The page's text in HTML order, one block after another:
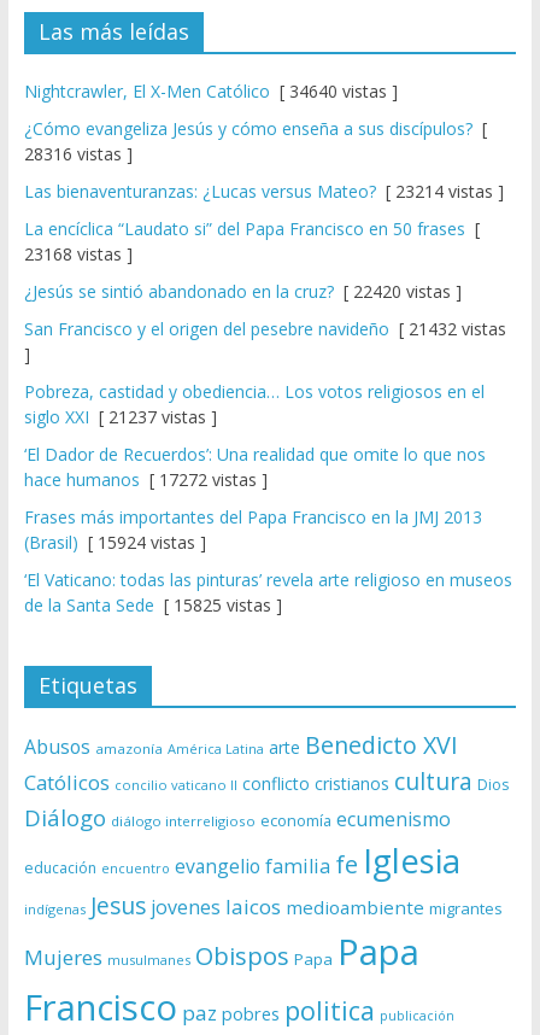
Las más leídas
Nightcrawler, El X-Men Católico [ 34640 vistas ]
¿Cómo evangeliza Jesús y cómo enseña a sus discípulos?[
28316 vistas ]
Las bienaventuranzas: ¿Lucas versus Mateo?[ 23214 vistas ]
La encíclica “Laudato si” del Papa Francisco en 50 frases [
23168 vistas ]
¿Jesús se sintió abandonado en la cruz?[ 22420 vistas ]
San Francisco y el origen del pesebre navideño [ 21432 vistas
]
Pobreza, castidad y obediencia… Los votos religiosos en el
siglo XXI [ 21237 vistas ]
‘El Dador de Recuerdos’: Una realidad que omite lo que nos
hace humanos [ 17272 vistas ]
Frases más importantes del Papa Francisco en la JMJ 2013
(Brasil) [ 15924 vistas ]
‘El Vaticano: todas las pinturas’ revela arte religioso en museos
de la Santa Sede [ 15825 vistas ]
Etiquetas
Abusos amazonía América Latina arte Benedicto XVI
Católicos concilio vaticano II conflicto cristianos cultura Dios
Diálogo diálogo interreligioso economía ecumenismo
educación encuentro evangelio familia fe Iglesia
indígenas Jesus jovenes laicos medioambiente migrantes
Mujeres musulmanes Obispos Papa Papa
Francisco paz pobres politica publicación